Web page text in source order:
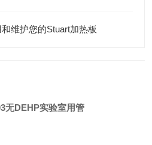
维护您的Stuart加热板
无DEHP实验室用管